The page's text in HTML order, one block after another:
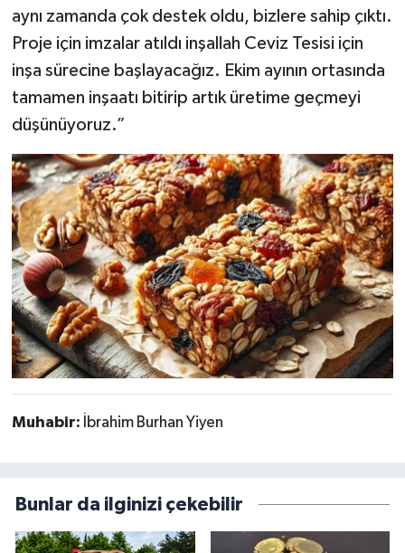
aynı zamanda çok destek oldu, bizlere sahip çıktı.
Proje için imzalar atıldı inşallah Ceviz Tesisi için
inşa sürecine başlayacağız. Ekim ayının ortasında
tamamen inşaatı bitirip artık üretime geçmeyi
düşünüyoruz.”
Muhabir: İbrahim Burhan Yiyen
Bunlar da ilginizi çekebilir